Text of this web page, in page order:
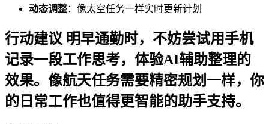
动态调整：像太空任务一样实时更新计划
行动建议 明早通勤时，不妨尝试用手机
记录一段工作思考，体验AI辅助整理的
效果。像航天任务需要精密规划一样，你
的日常工作也值得更智能的助手支持。